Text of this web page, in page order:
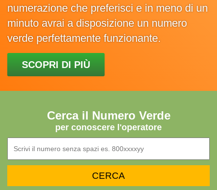
numerazione che preferisci e in meno di un
minuto avrai a disposizione un numero
verde perfettamente funzionante.
SCOPRI DI PIÙ
Cerca il Numero Verde
per conoscere l'operatore